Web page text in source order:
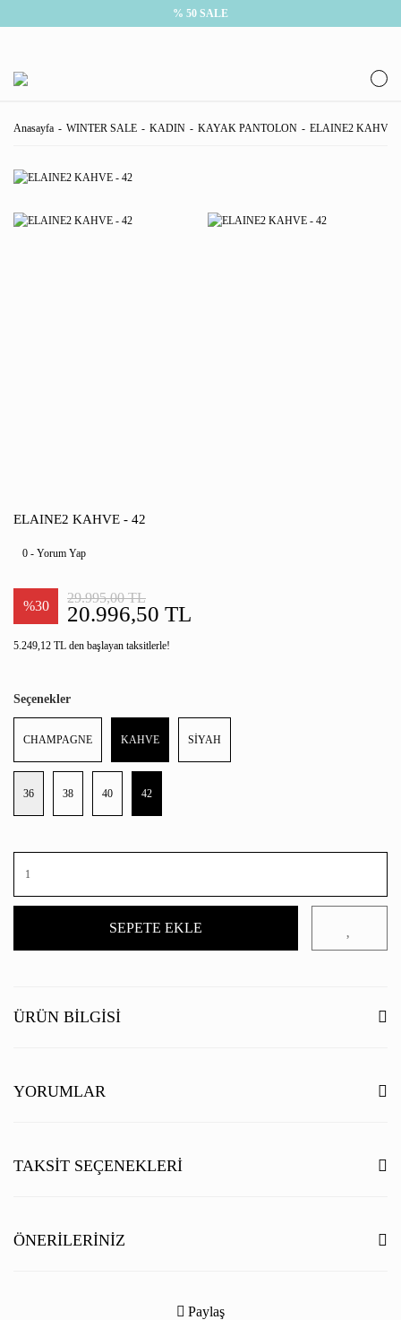
% 50 SALE
Anasayfa WINTER SALE KADIN KAYAK PANTOLON ELAINE2 KAHVE
ELAINE2 KAHVE - 42
0 - Yorum Yap
%30 20.996,50 TL
29.995,00 TL
5.249,12 TL den başlayan taksitlerle!
Seçenekler
CHAMPAGNE KAHVE SİYAH
36 38 40 42
SEPETE EKLE
ÜRÜN BILGISI
YORUMLAR
Bu ürüne ilk yorumu siz yapın!
TAKSIT SEÇENEKLERI
ÖNERILERINIZ
yetersiz gördüğünüz noktaları öneri formunu kullanarak tarafımıza
Paylaş